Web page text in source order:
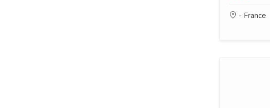
- France